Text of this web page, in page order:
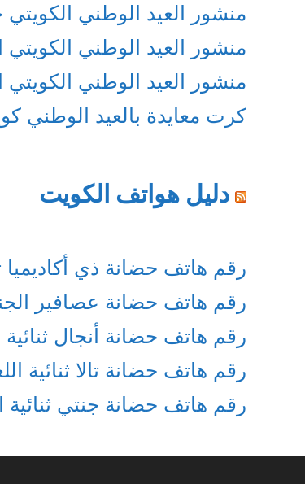
منشور العيد الوطني الكويتي
منشور العيد الوطني الكويتي
منشور العيد الوطني الكويتي
كرت معايدة بالعيد الوطني
دليل هواتف الكويت
رقم هاتف حضانة ذي أكاديميا
رقم هاتف حضانة عصافير
رقم هاتف حضانة أنجال
رقم هاتف حضانة تالا ثنائية
رقم هاتف حضانة جنتي ثنائية